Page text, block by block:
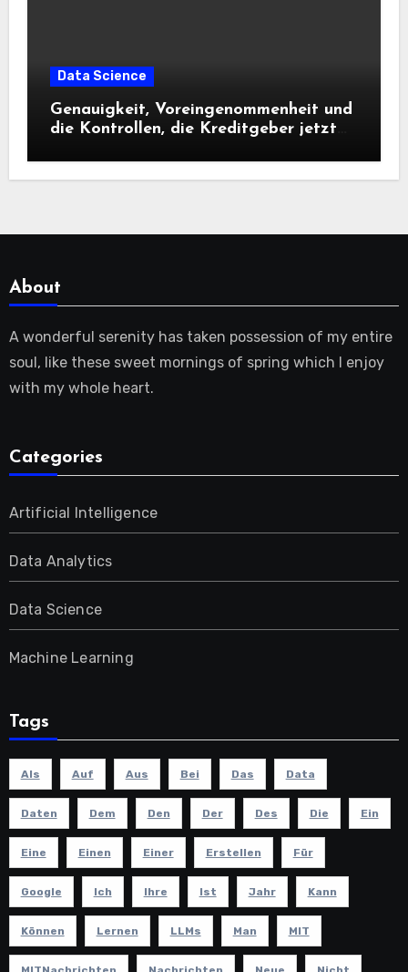
Data Science
Genauigkeit, Voreingenommenheit und
die Kontrollen, die Kreditgeber jetzt
About
A wonderful serenity has taken possession of my entire
soul, like these sweet mornings of spring which I enjoy
with my whole heart.
Categories
Artificial Intelligence
Data Analytics
Data Science
Machine Learning
Tags
Als Auf Aus Bei Das Data
Daten Dem Den Der Des Die Ein
Eine Einen Einer Erstellen Für
Google Ich Ihre Ist Jahr Kann
Können Lernen LLMs Man MIT